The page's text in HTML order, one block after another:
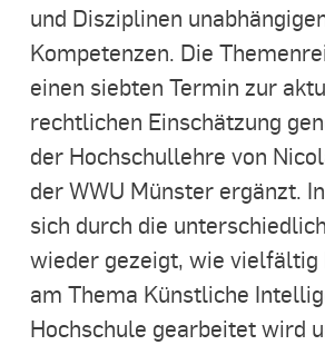
und Disziplinen
Kompetenzen. Die
einen siebten Termin zur
rechtlichen Einschätzung
der Hochschullehre von
der WWU Münster ergänzt.
sich durch die
wieder gezeigt, wie
am Thema Künstliche
Hochschule gearbeitet wird